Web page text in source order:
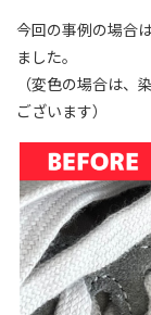
今回の事例の場合
ました。
（変色の場合は
ございます）